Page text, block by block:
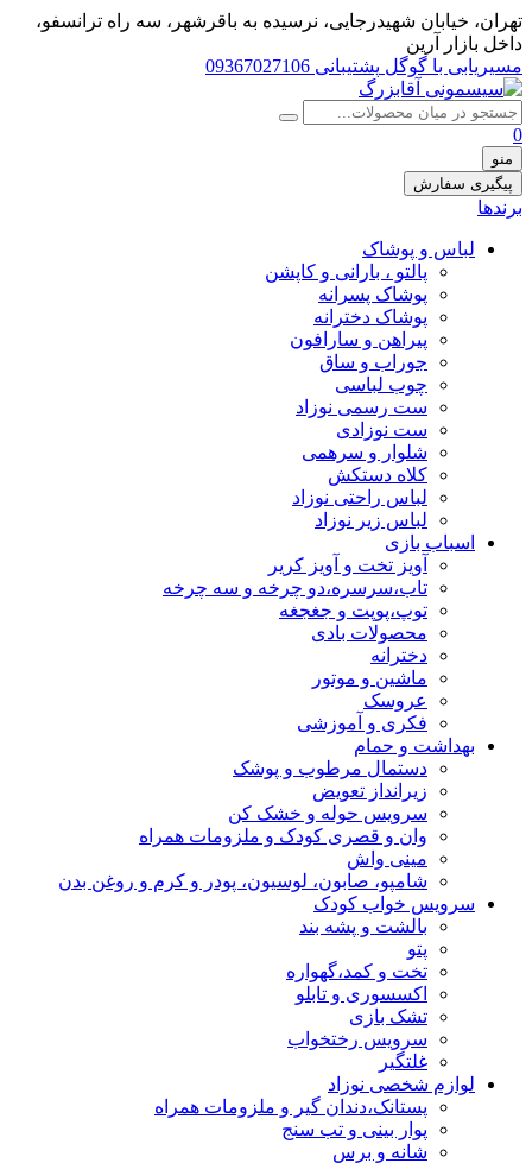
تهران، خيابان شهيدرجايى، نرسیده به باقرشهر، سه راه ترانسفو،
داخل بازار آرین
مسیریابی با گوگل پشتیبانی 09367027106
0
منو
پیگیری سفارش
برندها
لباس و پوشاک
پالتو ، بارانی و کاپشن
پوشاک پسرانه
پوشاک دخترانه
پیراهن و سارافون
جوراب و ساق
چوب لباسی
ست رسمی نوزاد
ست نوزادی
شلوار و سرهمی
کلاه دستکش
لباس راحتی نوزاد
لباس زیر نوزاد
اسباب بازی
آویز تخت و آویز کریر
تاب،سرسره،دو چرخه و سه چرخه
توپ،پوپت و جغجغه
محصولات بادی
دخترانه
ماشین و موتور
عروسک
فکری و آموزشی
بهداشت و حمام
دستمال مرطوب و پوشک
زیرانداز تعویض
سرویس حوله و خشک کن
وان و قصری کودک و ملزومات همراه
مینی واش
شامپو، صابون، لوسیون، پودر و کرم و روغن بدن
سرویس خواب کودک
بالشت و پشه بند
پتو
تخت و کمد،گهواره
اکسسوری و تابلو
تشک بازی
سرویس رختخواب
غلتگیر
لوازم شخصی نوزاد
پستانک،دندان گیر و ملزومات همراه
پوار بینی و تب سنج
شانه و برس